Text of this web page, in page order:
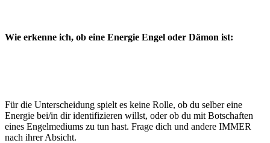
Wie erkenne ich, ob eine Energie Engel oder Dämon ist:
Für die Unterscheidung spielt es keine Rolle, ob du selber eine
Energie bei/in dir identifizieren willst, oder ob du mit Botschaften
eines Engelmediums zu tun hast. Frage dich und andere IMMER
nach ihrer Absicht.